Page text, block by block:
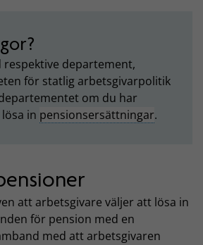
respektive departement,
för statlig arbetsgivarpolitik
om du har
in pensionsersättningar.
att arbetsgivare väljer att lösa in
för pension med en
med att arbetsgivaren